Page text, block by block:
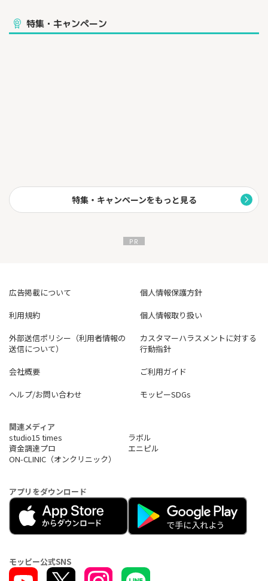
特集・キャンペーン
特集・キャンペーンをもっと見る
広告掲載について
個人情報保護方針
利用規約
個人情報取り扱い
外部送信ポリシー（利用者情報の
送信について）
カスタマーハラスメントに対する
行動指針
会社概要
ご利用ガイド
ヘルプ/お問い合わせ
モッピーSDGs
関連メディア
studio15 times
ラボル
資金調達プロ
エニピル
ON-CLINIC（オンクリニック）
アプリをダウンロード
モッピー公式SNS